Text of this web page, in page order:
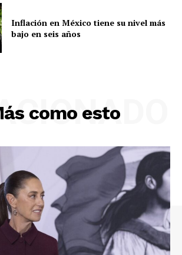
Inflación en México tiene su nivel más
bajo en seis años
como esto